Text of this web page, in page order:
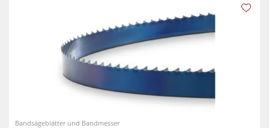
Bandsägeblätter und Bandmesser